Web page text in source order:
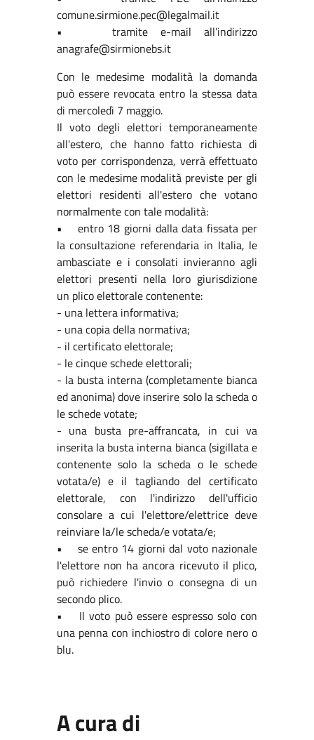
comune.sirmione.pec@legalmail.it
• tramite e-mail all’indirizzo
anagrafe@sirmionebs.it
Con le medesime modalità la domanda
può essere revocata entro la stessa data
di mercoledì 7 maggio.
Il voto degli elettori temporaneamente
all'estero, che hanno fatto richiesta di
voto per corrispondenza, verrà effettuato
con le medesime modalità previste per gli
elettori residenti all'estero che votano
normalmente con tale modalità:
• entro 18 giorni dalla data fissata per
la consultazione referendaria in Italia, le
ambasciate e i consolati invieranno agli
elettori presenti nella loro giurisdizione
un plico elettorale contenente:
- una lettera informativa;
- una copia della normativa;
- il certificato elettorale;
- le cinque schede elettorali;
- la busta interna (completamente bianca
ed anonima) dove inserire solo la scheda o
le schede votate;
- una busta pre-affrancata, in cui va
inserita la busta interna bianca (sigillata e
contenente solo la scheda o le schede
votata/e) e il tagliando del certificato
elettorale, con l'indirizzo dell'ufficio
consolare a cui l'elettore/elettrice deve
reinviare la/le scheda/e votata/e;
• se entro 14 giorni dal voto nazionale
l'elettore non ha ancora ricevuto il plico,
può richiedere l'invio o consegna di un
secondo plico.
• Il voto può essere espresso solo con
una penna con inchiostro di colore nero o
blu.
A cura di